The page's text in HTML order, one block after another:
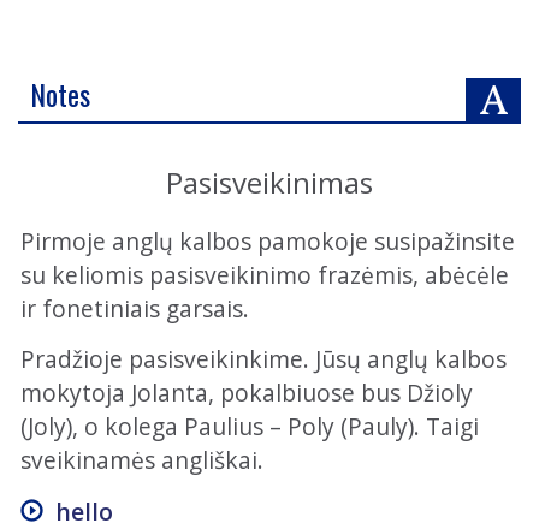
Notes
Pasisveikinimas
Pirmoje anglų kalbos pamokoje susipažinsite
su keliomis pasisveikinimo frazėmis, abėcėle
ir fonetiniais garsais.
Pradžioje pasisveikinkime. Jūsų anglų kalbos
mokytoja Jolanta, pokalbiuose bus Džioly
(Joly), o kolega Paulius – Poly (Pauly). Taigi
sveikinamės angliškai.
hello